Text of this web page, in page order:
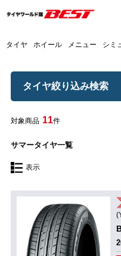
タイヤ ホイール メニュー シミ
タイヤ絞り込み検索
対象商品 11件
サマータイヤ一覧
表示